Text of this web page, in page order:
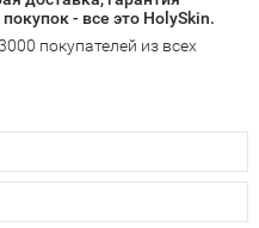
и оплаты в Вашем городе
- все это HolySkin.
покупателей из всех
вопросы по работе
товарам, рассказать о